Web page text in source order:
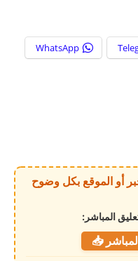
WhatsApp
بالخبر أو الموقع بكل وضوح
المباشر:
📥